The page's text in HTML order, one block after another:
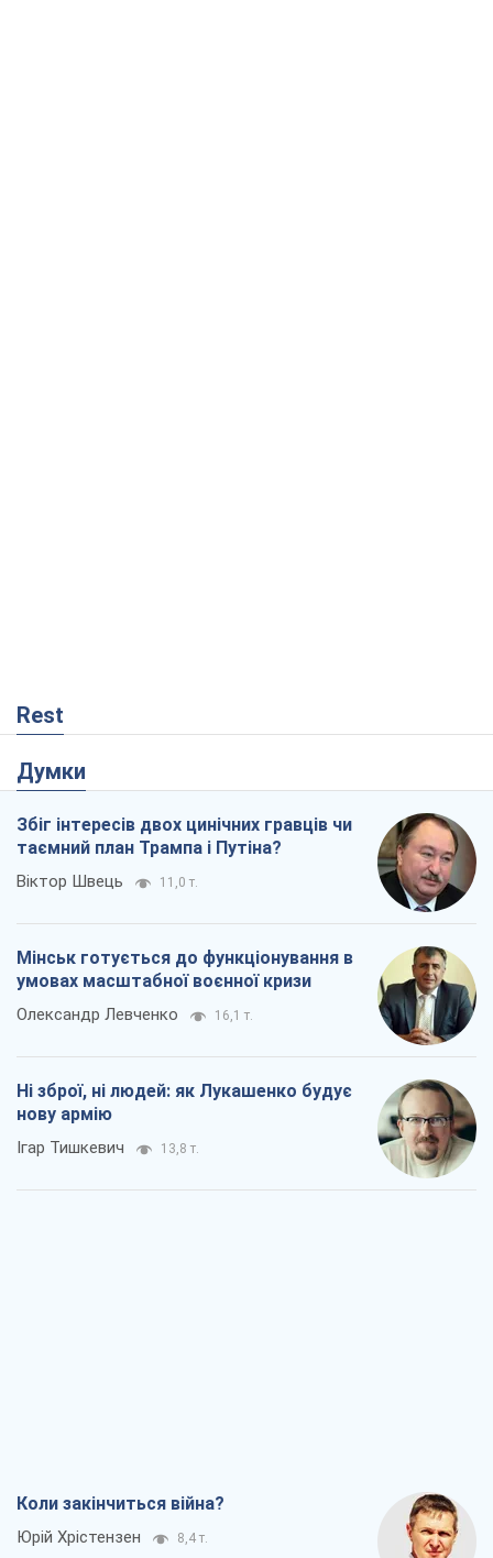
Rest
Думки
Збіг інтересів двох цинічних гравців чи
таємний план Трампа і Путіна?
Віктор Швець 11,0 т.
Мінськ готується до функціонування в
умовах масштабної воєнної кризи
Олександр Левченко 16,1 т.
Ні зброї, ні людей: як Лукашенко будує
нову армію
Ігар Тишкевич 13,8 т.
Коли закінчиться війна?
Юрій Хрістензен 8,4 т.